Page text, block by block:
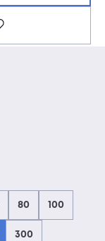
80 100
300